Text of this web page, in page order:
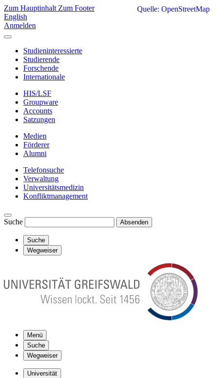
Zum Hauptinhalt Zum Footer
English
Anmelden
Studieninteressierte
Studierende
Forschende
Internationale
HIS/LSF
Groupware
Accounts
Satzungen
Medien
Förderer
Alumni
Telefonsuche
Verwaltung
Universitätsmedizin
Konfliktmanagement
Suche Absenden
Suche
Wegweiser
Menü
Suche
Wegweiser
Universität
Quelle: OpenStreetMap